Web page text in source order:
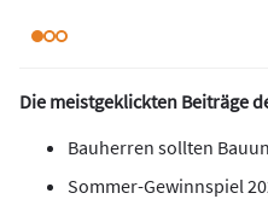
Die meistgeklickten Beiträge
Bauherren sollten
Sommer-Gewinnspiel